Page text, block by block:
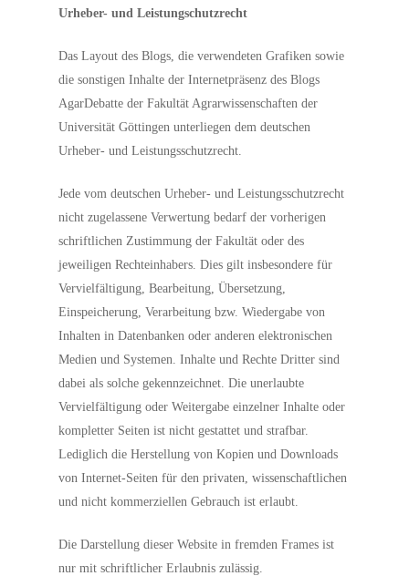
Urheber- und Leistungschutzrecht
Das Layout des Blogs, die verwendeten Grafiken sowie
die sonstigen Inhalte der Internetpräsenz des Blogs
AgarDebatte der Fakultät Agrarwissenschaften der
Universität Göttingen unterliegen dem deutschen
Urheber- und Leistungsschutzrecht.
Jede vom deutschen Urheber- und Leistungsschutzrecht
nicht zugelassene Verwertung bedarf der vorherigen
schriftlichen Zustimmung der Fakultät oder des
jeweiligen Rechteinhabers. Dies gilt insbesondere für
Vervielfältigung, Bearbeitung, Übersetzung,
Einspeicherung, Verarbeitung bzw. Wiedergabe von
Inhalten in Datenbanken oder anderen elektronischen
Medien und Systemen. Inhalte und Rechte Dritter sind
dabei als solche gekennzeichnet. Die unerlaubte
Vervielfältigung oder Weitergabe einzelner Inhalte oder
kompletter Seiten ist nicht gestattet und strafbar.
Lediglich die Herstellung von Kopien und Downloads
von Internet-Seiten für den privaten, wissenschaftlichen
und nicht kommerziellen Gebrauch ist erlaubt.
Die Darstellung dieser Website in fremden Frames ist
nur mit schriftlicher Erlaubnis zulässig.